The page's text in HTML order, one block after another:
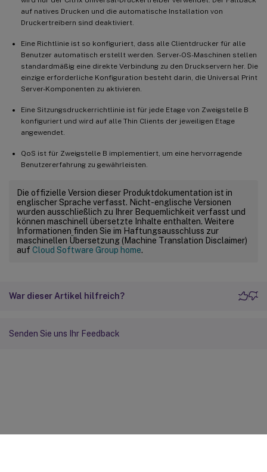
auf natives Drucken und die automatische Installation von
Druckertreibern sind deaktiviert.
Eine Richtlinie ist so konfiguriert, dass alle Clientdrucker für alle
Benutzer automatisch erstellt werden. Server-OS-Maschinen stellen
standardmäßig eine direkte Verbindung zu den Druckservern her. Die
einzige erforderliche Konfiguration besteht darin, die Universal Print
Server-Komponenten zu aktivieren.
Eine Sitzungsdruckerrichtlinie ist für jede Etage von Zweigstelle B
konfiguriert und wird auf alle Thin Clients der jeweiligen Etage
angewendet.
QoS ist für Zweigstelle B implementiert, um eine hervorragende
Benutzererfahrung zu gewährleisten.
Die offizielle Version dieser Produktdokumentation ist in
englischer Sprache verfasst. Nicht-englische Versionen
wurden ausschließlich zu Ihrer Bequemlichkeit verfasst und
können maschinell übersetzte Inhalte enthalten. Weitere
Informationen finden Sie im Haftungsausschluss zur
maschinellen Übersetzung (Machine Translation Disclaimer)
auf Cloud Software Group home.
War dieser Artikel hilfreich?
Senden Sie uns Ihr Feedback